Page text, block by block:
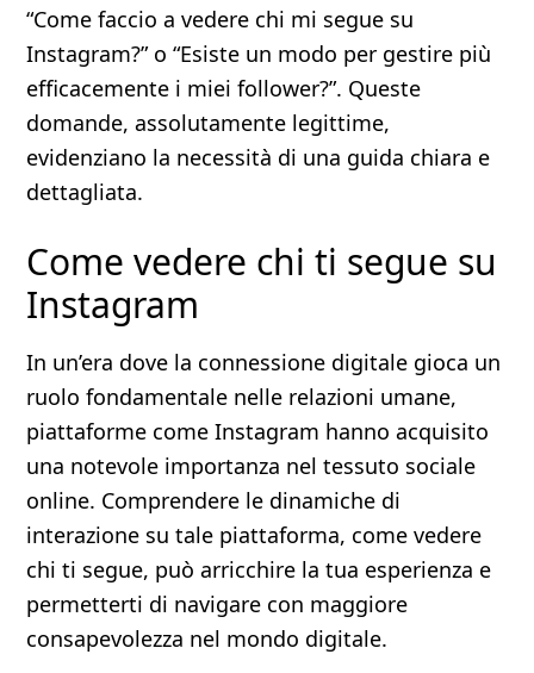
“Come faccio a vedere chi mi segue su
Instagram?” o “Esiste un modo per gestire più
efficacemente i miei follower?”. Queste
domande, assolutamente legittime,
evidenziano la necessità di una guida chiara e
dettagliata.
Come vedere chi ti segue su
Instagram
In un’era dove la connessione digitale gioca un
ruolo fondamentale nelle relazioni umane,
piattaforme come Instagram hanno acquisito
una notevole importanza nel tessuto sociale
online. Comprendere le dinamiche di
interazione su tale piattaforma, come vedere
chi ti segue, può arricchire la tua esperienza e
permetterti di navigare con maggiore
consapevolezza nel mondo digitale.